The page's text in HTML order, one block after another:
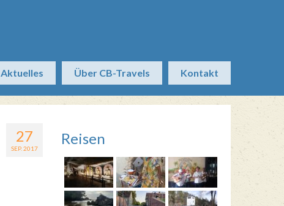
Aktuelles Über CB-Travels Kontakt
27
SEP. 2017
Reisen